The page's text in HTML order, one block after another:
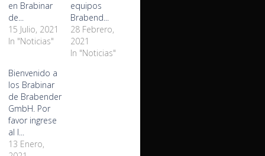
en Brabinar
de...
15 Julio, 2021
In "Noticias"
equipos
Brabend...
28 Febrero,
2021
In "Noticias"
Bienvenido a
los Brabinar
de Brabender
GmbH. Por
favor ingrese
al l...
13 Enero,